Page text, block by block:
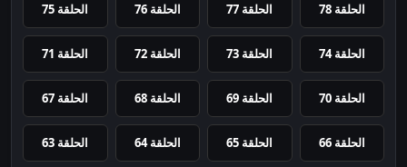
الحلقة 78 الحلقة 77 الحلقة 76 الحلقة 75
الحلقة 74 الحلقة 73 الحلقة 72 الحلقة 71
الحلقة 70 الحلقة 69 الحلقة 68 الحلقة 67
الحلقة 66 الحلقة 65 الحلقة 64 الحلقة 63